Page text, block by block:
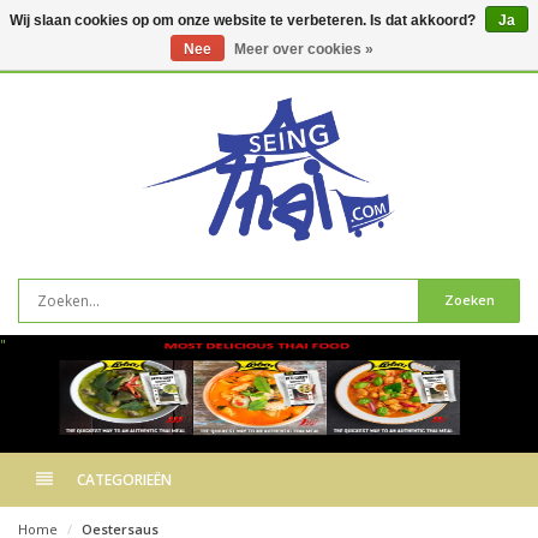
Zoeken
"
CATEGORIEËN
Home Oestersaus
Wij slaan cookies op om onze website te verbeteren. Is dat akkoord?
Ja
Nee
Meer over cookies »